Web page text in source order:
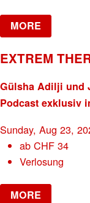
MORE
EXTREM
Gülsha Adilji und
Podcast exklusiv
Sunday, Aug 23,
abCHF 34
Verlosung
MORE